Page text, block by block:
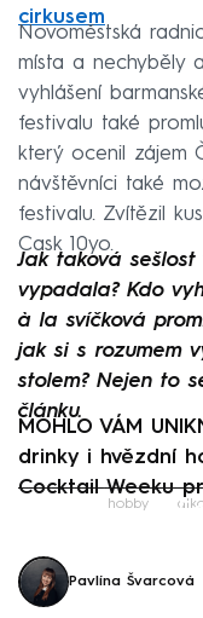
Whisky Life!
Becher´s Bar
cirkusem
Novoměstská
místa a nechyběly
vyhlášení
festivalu také
který ocenil zájem
návštěvníci také
festivalu. Zvítězil
Cask 10yo.
Jak taková sešlost
vypadala? Kdo
à la svíčková
jak si s rozumem
stolem? Nejen to
článku.
MOHLO VÁM
drinky i hvězdní
Cocktail Weeku
hobby
Pavlína Švarcová